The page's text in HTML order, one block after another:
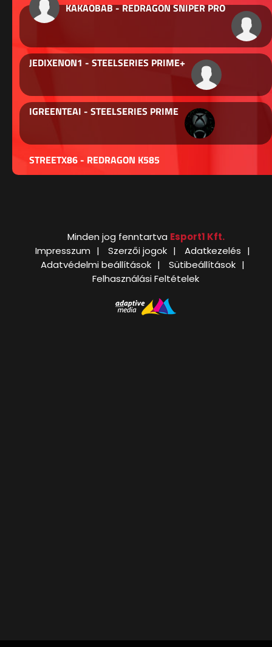
KAKAOBAB - REDRAGON SNIPER PRO
JEDIXENON1 - STEELSERIES PRIME+
IGREENTEAI - STEELSERIES PRIME
STREETX86 - REDRAGON K585
Minden jog fenntartva Esport1 Kft.
Impresszum
Szerzői jogok
Adatkezelés
Adatvédelmi beállítások
Sütibeállítások
Felhasználási Feltételek